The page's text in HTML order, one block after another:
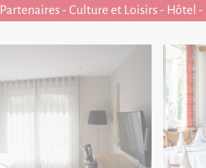
Partenaires - Culture et Loisirs - Hôtel -